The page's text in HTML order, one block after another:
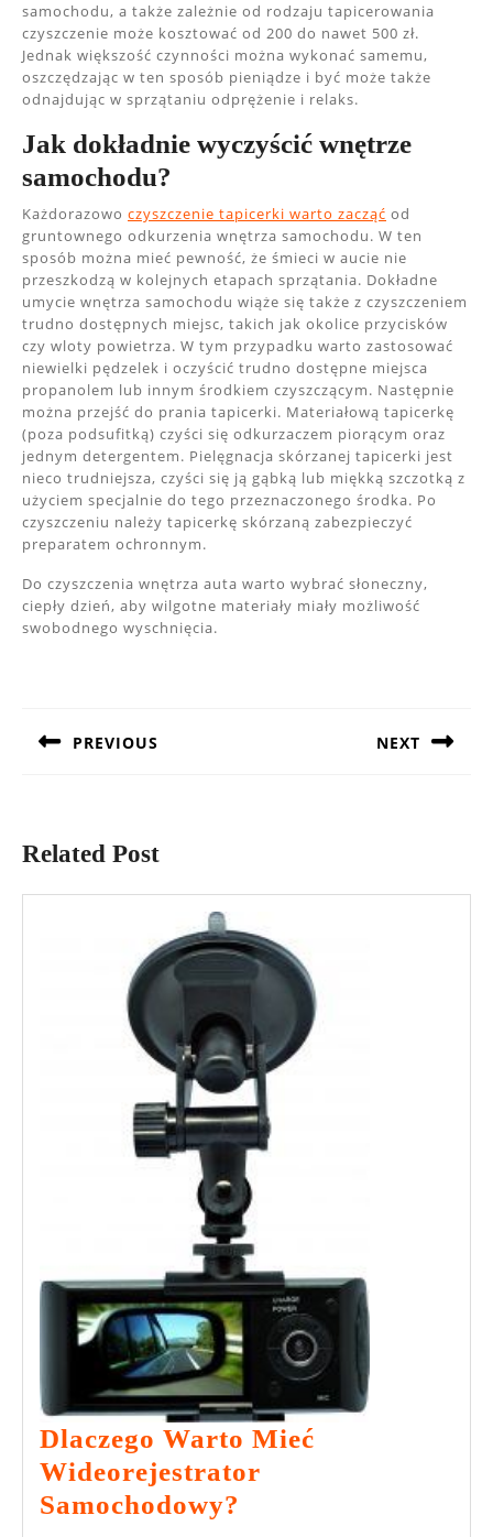
samochodu, a także zależnie od rodzaju tapicerowania
czyszczenie może kosztować od 200 do nawet 500 zł.
Jednak większość czynności można wykonać samemu,
oszczędzając w ten sposób pieniądze i być może także
odnajdując w sprzątaniu odprężenie i relaks.
Jak dokładnie wyczyścić wnętrze
samochodu?
Każdorazowo czyszczenie tapicerki warto zacząć od
gruntownego odkurzenia wnętrza samochodu. W ten
sposób można mieć pewność, że śmieci w aucie nie
przeszkodzą w kolejnych etapach sprzątania. Dokładne
umycie wnętrza samochodu wiąże się także z czyszczeniem
trudno dostępnych miejsc, takich jak okolice przycisków
czy wloty powietrza. W tym przypadku warto zastosować
niewielki pędzelek i oczyścić trudno dostępne miejsca
propanolem lub innym środkiem czyszczącym. Następnie
można przejść do prania tapicerki. Materiałową tapicerkę
(poza podsufitką) czyści się odkurzaczem piorącym oraz
jednym detergentem. Pielęgnacja skórzanej tapicerki jest
nieco trudniejsza, czyści się ją gąbką lub miękką szczotką z
użyciem specjalnie do tego przeznaczonego środka. Po
czyszczeniu należy tapicerkę skórzaną zabezpieczyć
preparatem ochronnym.
Do czyszczenia wnętrza auta warto wybrać słoneczny,
ciepły dzień, aby wilgotne materiały miały możliwość
swobodnego wyschnięcia.
PREVIOUS NEXT
Related Post
Dlaczego Warto Mieć
Wideorejestrator
Samochodowy?